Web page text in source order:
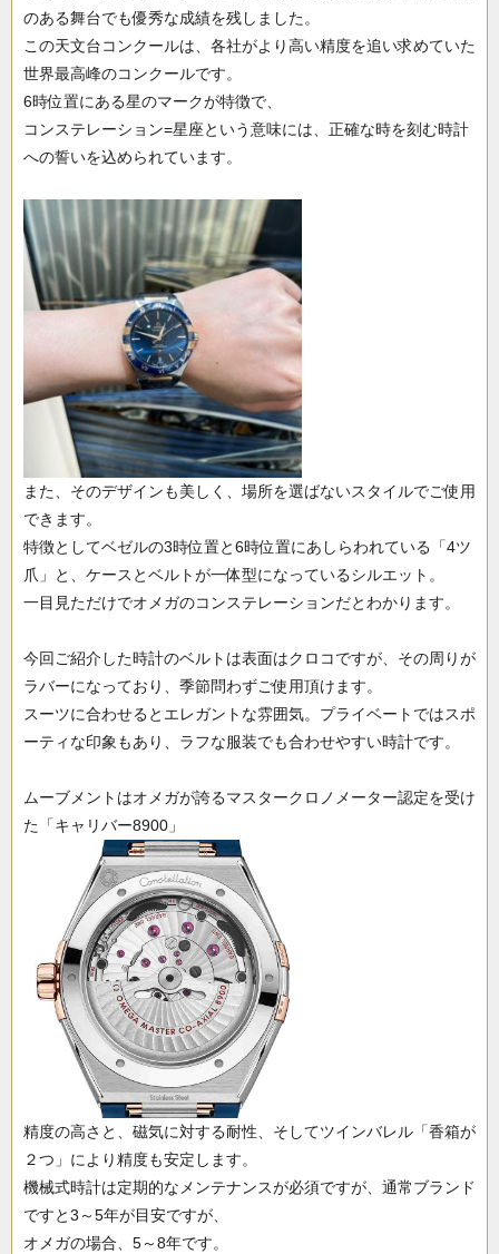
のある舞台でも優秀な成績を残しました。
この天文台コンクールは、各社がより高い精度を追い求めていた
世界最高峰のコンクールです。
6時位置にある星のマークが特徴で、
コンステレーション=星座という意味には、正確な時を刻む時計
への誓いを込められています。
また、そのデザインも美しく、場所を選ばないスタイルでご使用
できます。
特徴としてベゼルの3時位置と6時位置にあしらわれている「4ツ
爪」と、ケースとベルトが一体型になっているシルエット。
一目見ただけでオメガのコンステレーションだとわかります。
今回ご紹介した時計のベルトは表面はクロコですが、その周りが
ラバーになっており、季節問わずご使用頂けます。
スーツに合わせるとエレガントな雰囲気。プライベートではスポ
ーティな印象もあり、ラフな服装でも合わせやすい時計です。
ムーブメントはオメガが誇るマスタークロノメーター認定を受け
た「キャリバー8900」
精度の高さと、磁気に対する耐性、そしてツインバレル「香箱が
２つ」により精度も安定します。
機械式時計は定期的なメンテナンスが必須ですが、通常ブランド
ですと3～5年が目安ですが、
オメガの場合、5～8年です。